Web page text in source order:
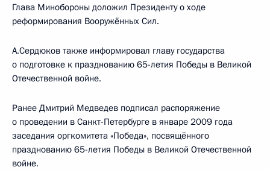
Глава Минобороны доложил Президенту о ходе
реформирования Вооружённых Сил.
А.Сердюков также информировал главу государства
о подготовке к празднованию 65-летия Победы в Великой
Отечественной войне.
Ранее Дмитрий Медведев подписал распоряжение
о проведении в Санкт-Петербурге в январе 2009 года
заседания оргкомитета «Победа», посвящённого
празднованию 65-летия Победы в Великой Отечественной
войне.